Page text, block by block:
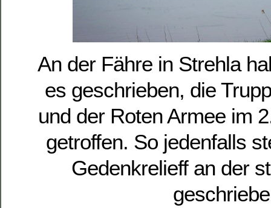
An der Fähre in Strehla
es geschrieben, die
und der Roten Armee im
getroffen. So jedenfalls
Gedenkrelieff an der